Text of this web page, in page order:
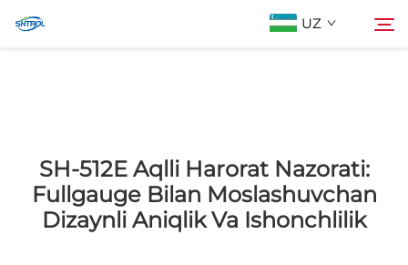
UZ
Mahsulotlar
Biz bilan bog'lanish
SH-512E Aqlli Harorat Nazorati:
Fullgauge Bilan Moslashuvchan
Dizaynli Aniqlik Va Ishonchlilik